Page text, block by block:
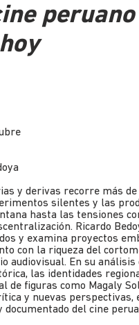
peruano
y derivas recorre más
silentes y las
hasta las tensiones
Ricardo
y examina proyectos
con la riqueza del
audiovisual. En su análisis
las identidades
de figuras como Magaly
y nuevas perspectivas,
del cine